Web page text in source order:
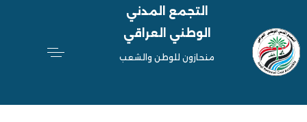
التجمع المدني
الوطني العراقي
منحازون للوطن والشعب